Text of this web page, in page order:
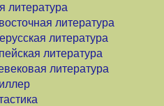
литература
литература
литература
литература
литература